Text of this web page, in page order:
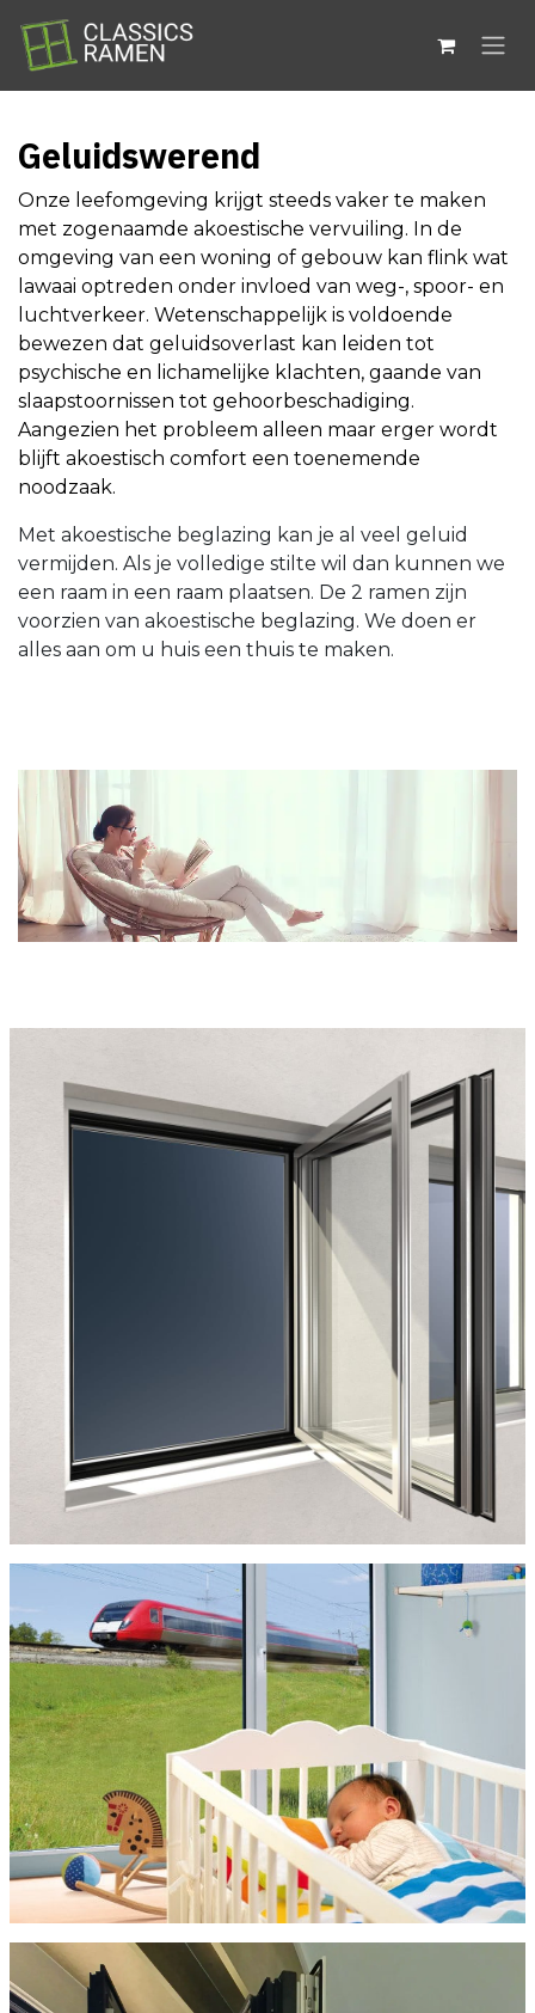
Geluidswerend
Onze leefomgeving krijgt steeds vaker te maken
met zogenaamde akoestische vervuiling. In de
omgeving van een woning of gebouw kan flink wat
lawaai optreden onder invloed van weg-, spoor- en
luchtverkeer. Wetenschappelijk is voldoende
bewezen dat geluidsoverlast kan leiden tot
psychische en lichamelijke klachten, gaande van
slaapstoornissen tot gehoorbeschadiging.
Aangezien het probleem alleen maar erger wordt
blijft akoestisch comfort een toenemende
noodzaak.
Met akoestische beglazing kan je al veel geluid
vermijden. Als je volledige stilte wil dan kunnen we
een raam in een raam plaatsen. De 2 ramen zijn
voorzien van akoestische beglazing. We doen er
alles aan om u huis een thuis te maken.